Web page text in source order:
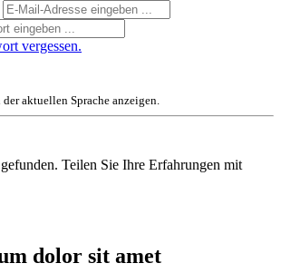
vergessen.
aktuellen Sprache anzeigen.
Teilen Sie Ihre Erfahrungen mit
dolor sit amet